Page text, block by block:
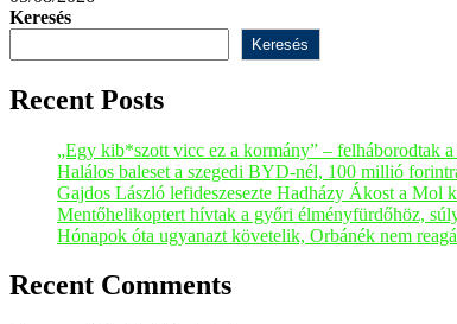
Keresés
Keresés
Recent Posts
„Egy kib*szott vicc ez a kormány” – felháborodtak
Halálos baleset a szegedi BYD-nél, 100 millió
Gajdos László lefideszesezte Hadházy Ákost a Mol
Mentőhelikoptert hívtak a győri élményfürdőhöz,
Hónapok óta ugyanazt követelik, Orbánék nem
Recent Comments